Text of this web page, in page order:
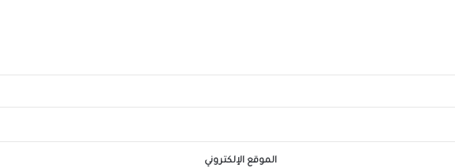
الموقع الإلكتروني